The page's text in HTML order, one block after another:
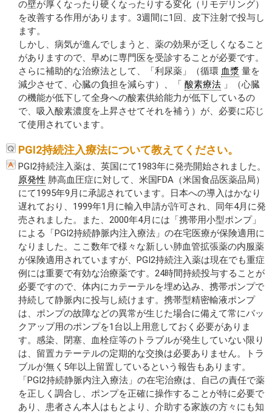
の壁が厚くなったり硬くなったりする変化（リモデリング）
を改善する作用があります。3週間に1回、皮下注射で投与し
ます。
しかし、病気が進んでしまうと、薬の効果が乏しくなること
がありますので、早めに専門医を受診することが必要です。
さらに補助的な治療法として、「利尿薬」（循環 血漿 量を
減少させて、心臓の負担を減らす）、「 酸素療法 」（心臓
の機能が低下して全身への酸素供給能力が低下しているの
で、吸入酸素濃度を上昇させてそれを補う）が、必要に応じ
て使用されています。
PGI2持続注入療法について教えてください。
PGI2持続注入薬は、英国にて1983年に発売開始されました。
原発性 肺高血圧症に対して、米国FDA（米国食品医薬品局）
にて1995年9月に承認されています。日本への導入はかなり
遅れており、1999年1月に輸入申請が許可され、同年4月に発
売されました。また、2000年4月には「携帯用小型ポンプ」
による「PGI2持続静脈内注入療法」の在宅医療が保険適用に
なりました。ここ数年で様々な新しい肺血管拡張薬の内服薬
が保険適用されていますが、PGI2持続注入薬は現在でも重症
例には重要で有効な治療薬です。24時間持続投与することが
必要ですので、体内にカテーテルを埋め込み、携帯ポンプで
持続して静脈内に投与し続けます。携帯型精密輸液ポンプ
は、ポンプの故障などの異常が生じた場合に備えて常にバッ
クアップ用のポンプを1台以上用意しておく必要がありま
す。感染、閉塞、血栓症等のトラブルが発生していない限り
は、留置カテーテルの定期的な交換は必要ありません。トラ
ブルが無く5年以上留置しているという報告もあります。
「PGI2持続静脈内注入療法」の在宅治療は、自己の責任で薬
を正しく調合し、ポンプを正確に操作することが特に必要で
あり、患者さん本人はもとより、介助する家族の方々にも知